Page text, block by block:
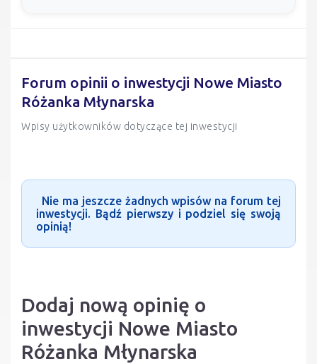
Forum opinii o inwestycji Nowe Miasto
Różanka Młynarska
Wpisy użytkowników dotyczące tej inwestycji
Nie ma jeszcze żadnych wpisów na forum tej
inwestycji. Bądź pierwszy i podziel się swoją
opinią!
Dodaj nową opinię o
inwestycji Nowe Miasto
Różanka Młynarska